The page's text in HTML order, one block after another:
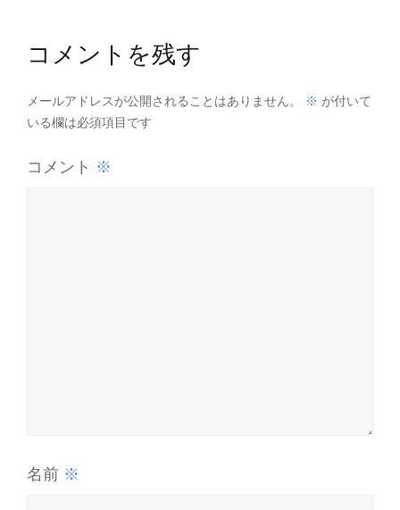
コメントを残す
メールアドレスが公開されることはありません。 ※ が付いて
いる欄は必須項目です
コメント ※
名前 ※